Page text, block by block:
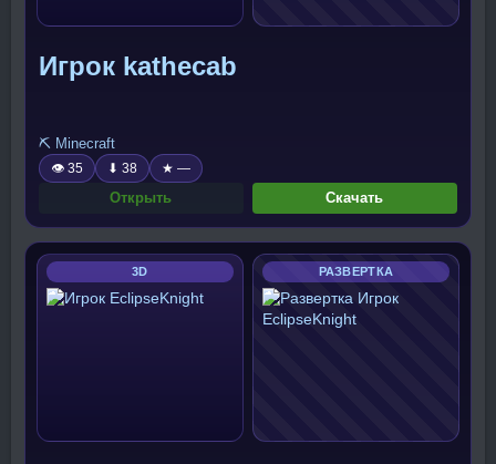
Игрок kathecab
⛏️ Minecraft
👁 35 ⬇ 38 ★ —
Открыть Скачать
3D РАЗВЕРТКА